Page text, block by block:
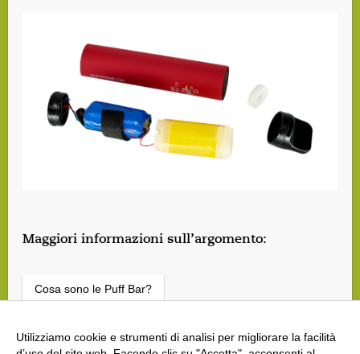
Maggiori informazioni sull’argomento:
Cosa sono le Puff Bar?
Utilizziamo cookie e strumenti di analisi per migliorare la facilità